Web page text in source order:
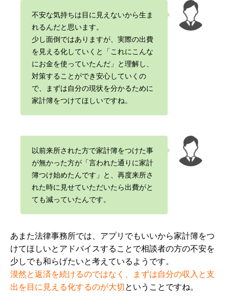
不安な気持ちは目に見えないから生ま
れるんだと思います。
少し面倒ではありますが、実際の出費
を見える化していくと「これにこんな
にお金を使っていたんだ」と理解し、
対策することができ安心していくの
で、まずは自分の現状を分かるために
家計簿をつけてほしいですね。
以前来所された方で家計簿をつけた事
が無かった方が「言われた通りに家計
簿つけ始めたんです」と、再度来所さ
れた時に見せていただいたら出費がと
ても減っていたんです。
あまた法律事務所では、アプリでもいいから家計簿をつ
けてほしいとアドバイスすることで相談者の方の不安を
少しでも和らげたいと考えているようです。
漠然と返済を続けるのではなく、まずは自分の収入と支
出を目に見える化するのが大切ということですね。